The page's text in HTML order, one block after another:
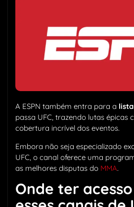
A ESPN também entra para a lista
passa UFC, trazendo lutas épicas
cobertura incrível dos eventos.
Embora não seja especializado
UFC, o canal oferece uma
as melhores disputas do MMA.
Onde ter